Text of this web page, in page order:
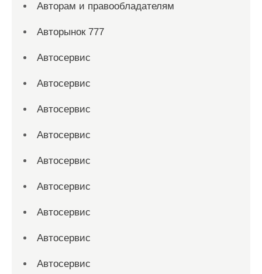
Авторам и правообладателям
Авторынок 777
Автосервис
Автосервис
Автосервис
Автосервис
Автосервис
Автосервис
Автосервис
Автосервис
Автосервис